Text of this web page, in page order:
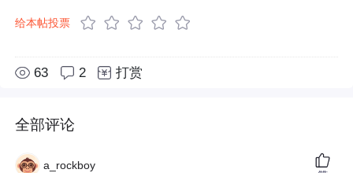
给本帖投票
63 2 打赏
全部评论
a_rockboy